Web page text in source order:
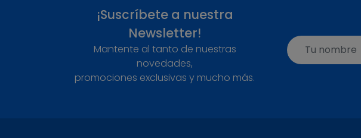
¡Suscríbete a nuestra
Newsletter!
Mantente al tanto de nuestras
novedades,
promociones exclusivas y mucho más.